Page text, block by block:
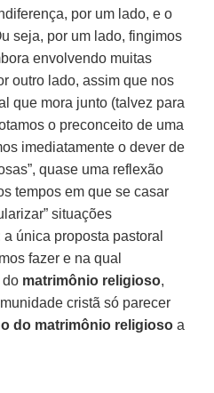
por um lado, e o
seja, por um lado, fingimos
envolvendo muitas
outro lado, assim que nos
que mora junto (talvez para
o preconceito de uma
imediatamente o dever de
quase uma reflexão
tempos em que se casar
situações
a única proposta pastoral
fazer e na qual
do matrimônio religioso,
cristã só parecer
do matrimônio religioso a